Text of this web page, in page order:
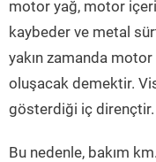
motor yağ, motor
kaybeder ve metal
yakın zamanda
oluşacak demektir.
gösterdiği iç dirençtir.
Bu nedenle, bakım